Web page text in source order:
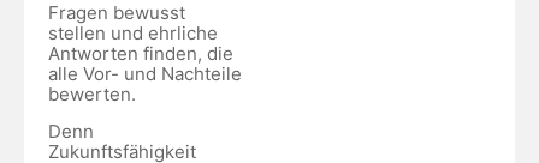
Fragen bewusst
stellen und ehrliche
Antworten finden, die
alle Vor- und Nachteile
bewerten.
Denn
Zukunftsfähigkeit